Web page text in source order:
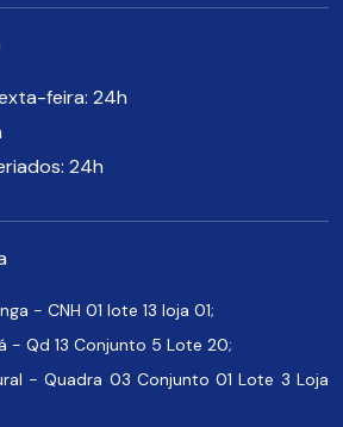
feira: 24h
24h
- CNH 01 lote 13 loja 01;
- Qd 13 Conjunto 5 Lote 20;
- Quadra 03 Conjunto 01 Lote 3 Loja